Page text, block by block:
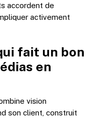
accordent de
activement
fait un bon
en
vision
son client, construit